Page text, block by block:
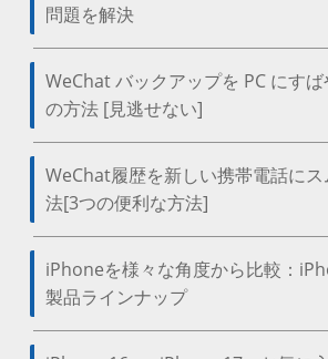
問題を解決
WeChat バックアップを PC にす
の方法 [見逃せない]
WeChat履歴を新しい携帯電話に
法[3つの便利な方法]
iPhoneを様々な角度から比較：
製品ラインナップ